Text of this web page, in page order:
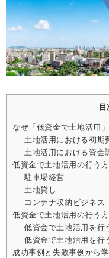
目
なぜ「低資金で土地活用
土地活用における初期
土地活用における資金
低資金で土地活用の行う
駐車場経営
土地貸し
コンテナ収納ビジネス
低資金で土地活用の行う
低資金で土地活用を行
低資金で土地活用を行
成功事例と失敗事例から